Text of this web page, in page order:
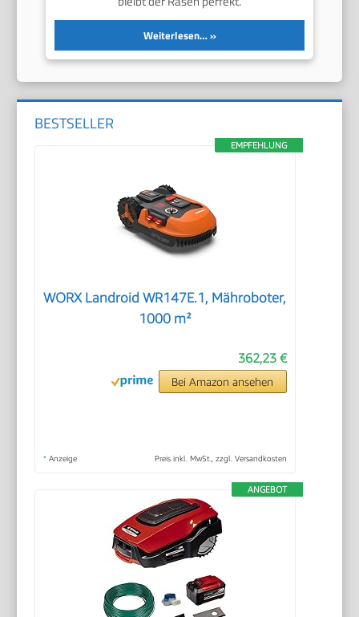
Weiterlesen…
BESTSELLER
EMPFEHLUNG
WORX Landroid WR147E.1, Mähroboter,
1000 m²
362,23 €
Bei Amazon ansehen
* Anzeige Preis inkl. MwSt., zzgl. Versandkosten
ANGEBOT